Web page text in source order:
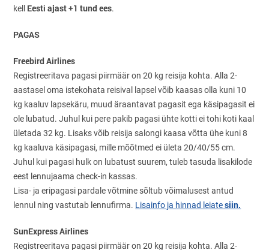
kell Eesti ajast +1 tund ees.
PAGAS
Freebird Airlines
Registreeritava pagasi piirmäär on 20 kg reisija kohta. Alla 2-
aastasel oma istekohata reisival lapsel võib kaasas olla kuni 10
kg kaaluv lapsekäru, muud äraantavat pagasit ega käsipagasit ei
ole lubatud. Juhul kui pere pakib pagasi ühte kotti ei tohi koti kaal
ületada 32 kg. Lisaks võib reisija salongi kaasa võtta ühe kuni 8
kg kaaluva käsipagasi, mille mõõtmed ei ületa 20/40/55 cm.
Juhul kui pagasi hulk on lubatust suurem, tuleb tasuda lisakilode
eest lennujaama check-in kassas.
Lisa- ja eripagasi pardale võtmine sõltub võimalusest antud
lennul ning vastutab lennufirma. Lisainfo ja hinnad leiatesiin.
SunExpress Airlines
Registreeritava pagasi piirmäär on 20 kg reisija kohta. Alla 2-